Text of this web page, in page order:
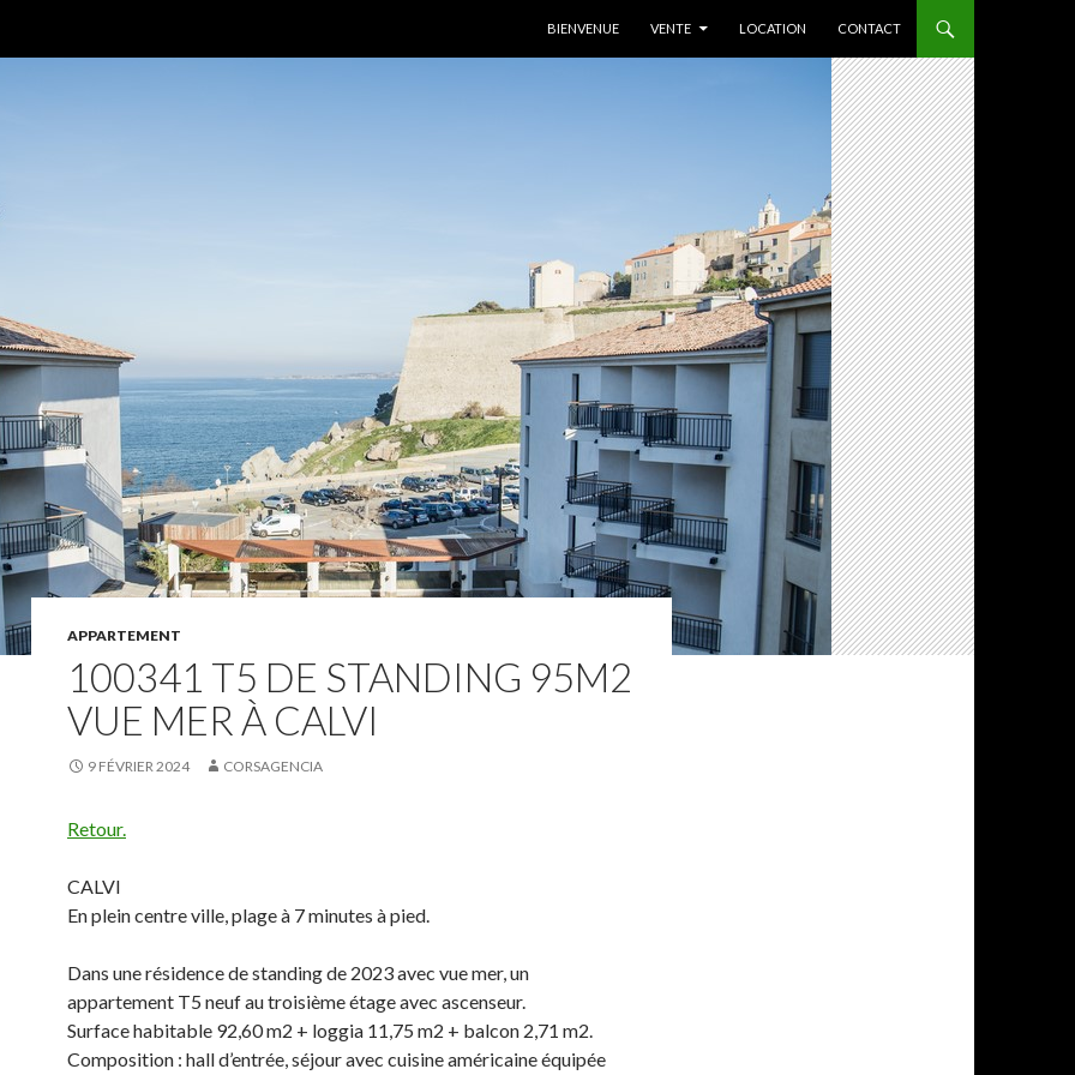
BIENVENUE
VENTE LOCATION CONTACT
APPARTEMENT
100341 T5 DE STANDING 95M2
VUE MER À CALVI
9 FÉVRIER 2024 CORSAGENCIA
Retour.
CALVI
En plein centre ville, plage à 7 minutes à pied.
Dans une résidence de standing de 2023 avec vue mer, un
appartement T5 neuf au troisième étage avec ascenseur.
Surface habitable 92,60 m2 + loggia 11,75 m2 + balcon 2,71 m2.
Composition : hall d’entrée, séjour avec cuisine américaine équipée